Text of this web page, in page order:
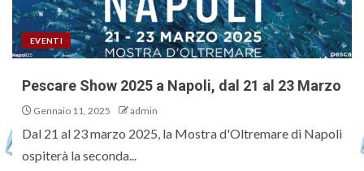
EVENTI
Pescare Show 2025 a Napoli, dal 21 al 23 Marzo
Gennaio 11, 2025 admin
Dal 21 al 23 marzo 2025, la Mostra d'Oltremare di Napoli
ospiterà la seconda...